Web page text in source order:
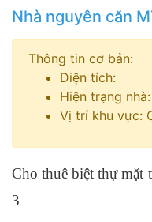
Nhà nguyên căn
Thông tin cơ bản:
Diện tích:
Hiện trạng nhà:
Vị trí khu vực:
Cho thuê biệt thự mặt
3